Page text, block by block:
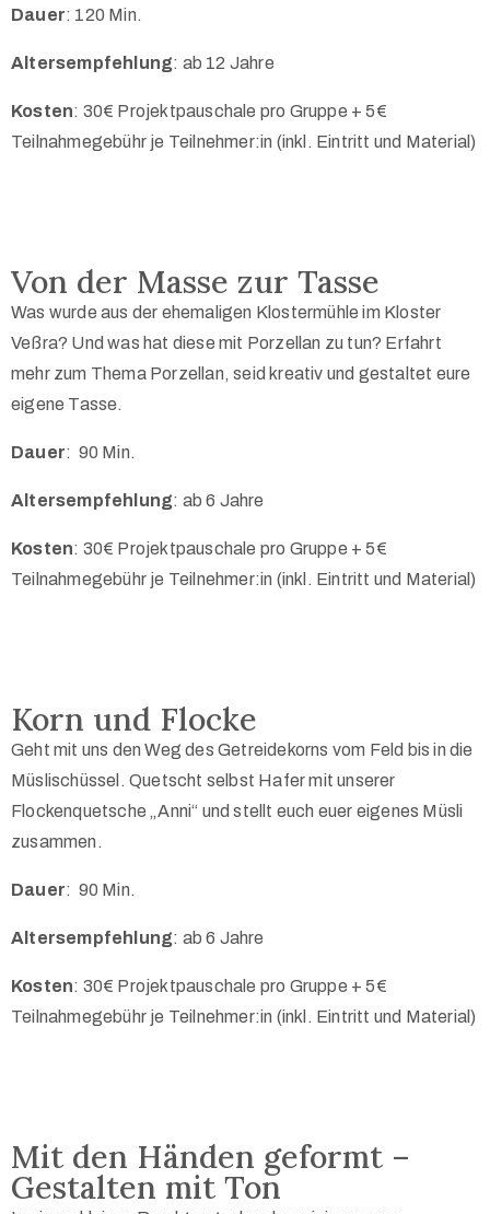
Dauer: 120 Min.
Altersempfehlung: ab 12 Jahre
Kosten: 30€ Projektpauschale pro Gruppe + 5€
Teilnahmegebühr je Teilnehmer:in (inkl. Eintritt und Material)
Von der Masse zur Tasse
Was wurde aus der ehemaligen Klostermühle im Kloster
Veßra? Und was hat diese mit Porzellan zu tun? Erfahrt
mehr zum Thema Porzellan, seid kreativ und gestaltet eure
eigene Tasse.
Dauer: 90 Min.
Altersempfehlung: ab 6 Jahre
Kosten: 30€ Projektpauschale pro Gruppe + 5€
Teilnahmegebühr je Teilnehmer:in (inkl. Eintritt und Material)
Korn und Flocke
Geht mit uns den Weg des Getreidekorns vom Feld bis in die
Müslischüssel. Quetscht selbst Hafer mit unserer
Flockenquetsche „Anni“ und stellt euch euer eigenes Müsli
zusammen.
Dauer: 90 Min.
Altersempfehlung: ab 6 Jahre
Kosten: 30€ Projektpauschale pro Gruppe + 5€
Teilnahmegebühr je Teilnehmer:in (inkl. Eintritt und Material)
Mit den Händen geformt –
Gestalten mit Ton